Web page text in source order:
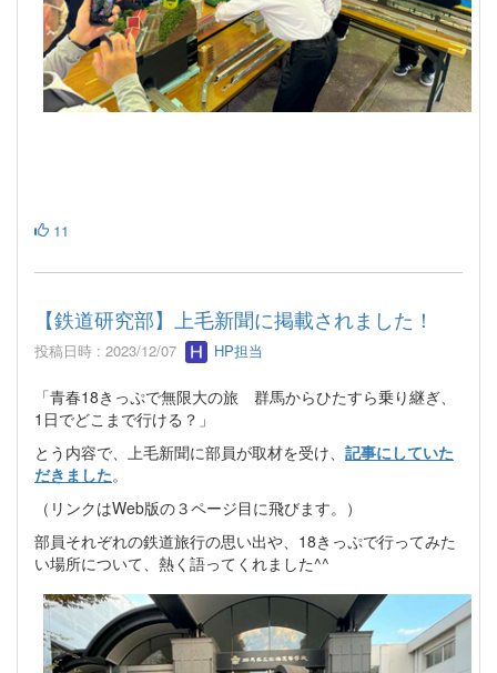
11
【鉄道研究部】上毛新聞に掲載されました！
投稿日時 : 2023/12/07 HP担当
「青春18きっぷで無限大の旅 群馬からひたすら乗り継ぎ、
1日でどこまで行ける？」
とう内容で、上毛新聞に部員が取材を受け、 記事にしていた
だきました。
（リンクはWeb版の３ページ目に飛びます。）
部員それぞれの鉄道旅行の思い出や、18きっぷで行ってみた
い場所について、熱く語ってくれました^^